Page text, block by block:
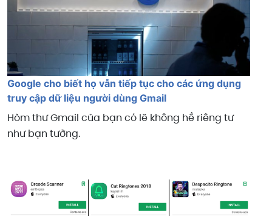
Google cho biết họ vẫn tiếp tục cho các ứng dụng
truy cập dữ liệu người dùng Gmail
Hòm thư Gmail của bạn có lẽ không hề riêng tư
như bạn tưởng.